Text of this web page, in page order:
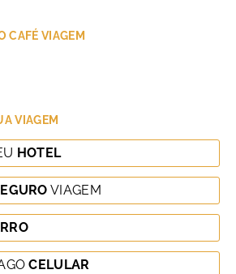
CAFÉ VIAGEM
VIAGEM
HOTEL
VIAGEM
CELULAR